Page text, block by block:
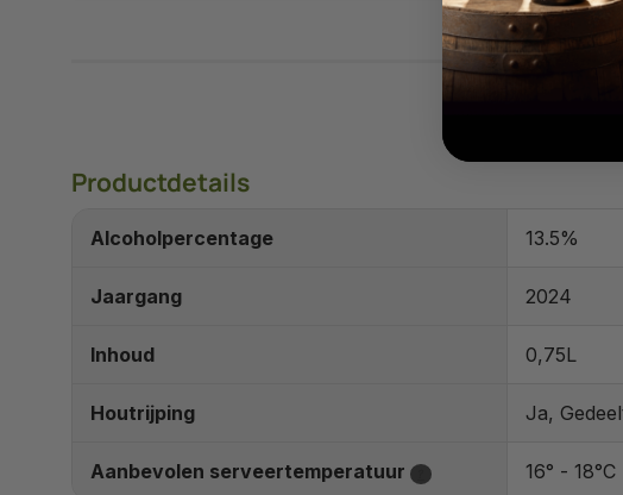
Productdetails
Alcoholpercentage 13.5%
Jaargang 2024
Inhoud 0,75L
Houtrijping Ja,
Aanbevolen serveertemperatuur 16° - 18°C